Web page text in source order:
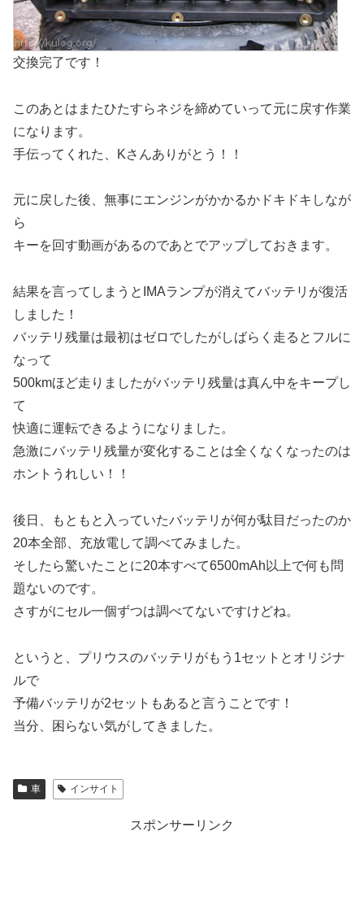
交換完了です！
このあとはまたひたすらネジを締めていって元に戻す作業
になります。
手伝ってくれた、Kさんありがとう！！
元に戻した後、無事にエンジンがかかるかドキドキしなが
ら
キーを回す動画があるのであとでアップしておきます。
結果を言ってしまうとIMAランプが消えてバッテリが復活
しました！
バッテリ残量は最初はゼロでしたがしばらく走るとフルに
なって
500kmほど走りましたがバッテリ残量は真ん中をキープし
て
快適に運転できるようになりました。
急激にバッテリ残量が変化することは全くなくなったのは
ホントうれしい！！
後日、もともと入っていたバッテリが何が駄目だったのか
20本全部、充放電して調べてみました。
そしたら驚いたことに20本すべて6500mAh以上で何も問
題ないのです。
さすがにセル一個ずつは調べてないですけどね。
というと、プリウスのバッテリがもう1セットとオリジナ
ルで
予備バッテリが2セットもあると言うことです！
当分、困らない気がしてきました。
車 インサイト
スポンサーリンク